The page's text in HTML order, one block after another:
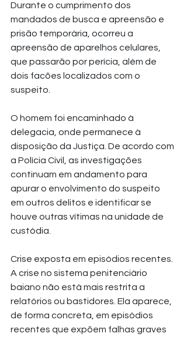
Durante o cumprimento dos
mandados de busca e apreensão e
prisão temporária, ocorreu a
apreensão de aparelhos celulares,
que passarão por perícia, além de
dois facões localizados com o
suspeito.
O homem foi encaminhado à
delegacia, onde permanece à
disposição da Justiça. De acordo com
a Polícia Civil, as investigações
continuam em andamento para
apurar o envolvimento do suspeito
em outros delitos e identificar se
houve outras vítimas na unidade de
custódia.
Crise exposta em episódios recentes.
A crise no sistema penitenciário
baiano não está mais restrita a
relatórios ou bastidores. Ela aparece,
de forma concreta, em episódios
recentes que expõem falhas graves